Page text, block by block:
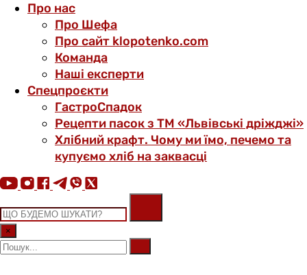
Про нас
Про Шефа
Про сайт klopotenko.com
Команда
Наші експерти
Спецпроєкти
ГастроСпадок
Рецепти пасок з ТМ «Львівські дріжджі»
Хлібний крафт. Чому ми їмо, печемо та
купуємо хліб на заквасці
×